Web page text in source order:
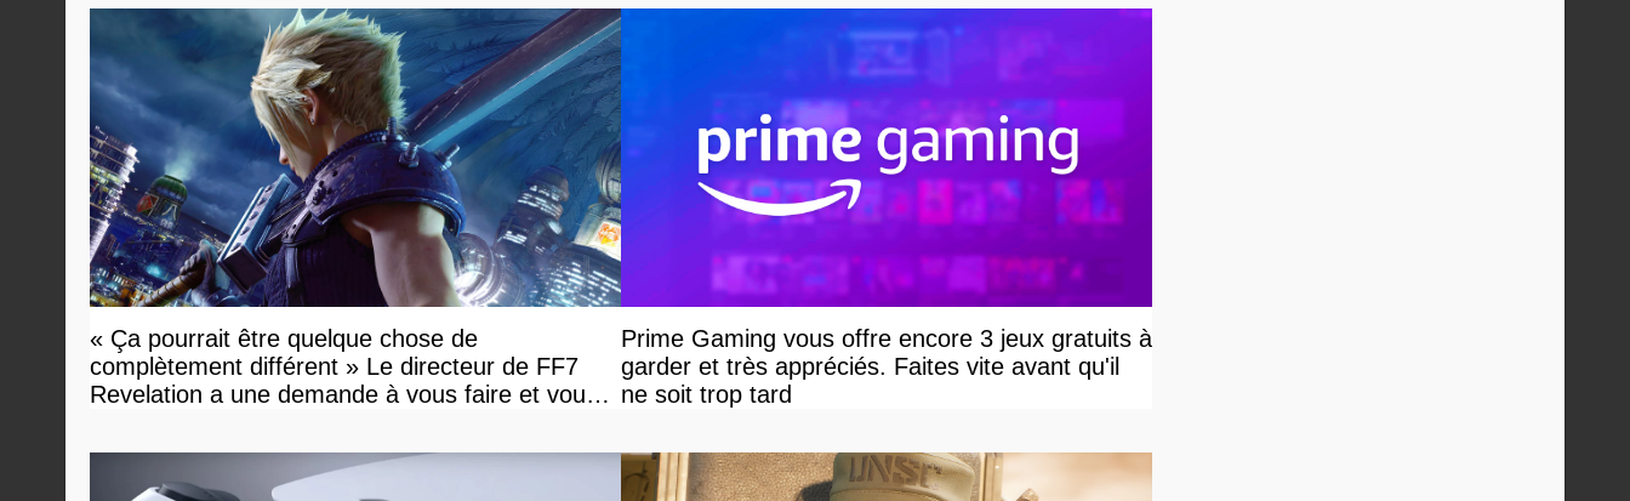
« Ça pourrait être quelque chose de
complètement différent » Le directeur de FF7
Revelation a une demande à vous faire et vous
Prime Gaming vous offre encore 3 jeux gratuits à
garder et très appréciés. Faites vite avant qu'il
ne soit trop tard